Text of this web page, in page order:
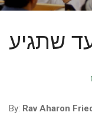
שתגיע
By: Rav Aharon